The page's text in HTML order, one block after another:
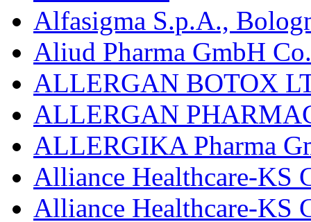
Alfasigma S.p.A.,
Aliud Pharma GmbH
ALLERGAN BOTOX
ALLERGAN
ALLERGIKA Pharma
Alliance Healthcare-KS
Alliance Healthcare-KS